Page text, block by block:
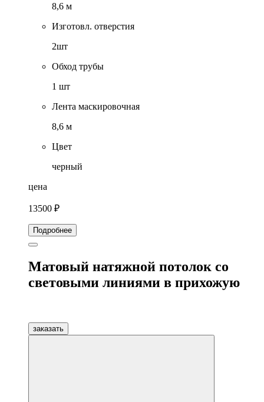
8,6 м
Изготовл. отверстия
2шт
Обход трубы
1 шт
Лента маскировочная
8,6 м
Цвет
черный
цена
13500 ₽
Подробнее
Матовый натяжной потолок со
световыми линиями в прихожую
заказать